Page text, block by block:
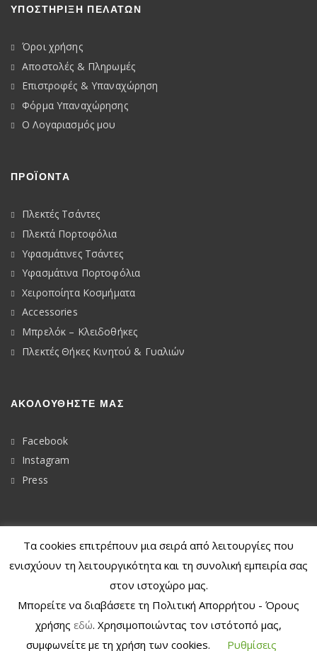
ΥΠΟΣΤΗΡΙΞΗ ΠΕΛΑΤΩΝ
Όροι χρήσης
Αποστολές & Πληρωμές
Επιστροφές & Υπαναχώρηση
Φόρμα Υπαναχώρησης
Ο Λογαριασμός μου
ΠΡΟΪΟΝΤΑ
Πλεκτές Τσάντες
Πλεκτά Πορτοφόλια
Υφασμάτινες Τσάντες
Υφασμάτινα Πορτοφόλια
Χειροποίητα Κοσμήματα
Accessories
Μπρελόκ – Κλειδοθήκες
Πλεκτές Θήκες Κινητού & Γυαλιών
ΑΚΟΛΟΥΘΉΣΤΕ ΜΑΣ
Facebook
Instagram
Press
© 2020Dkunique
Τα cookies επιτρέπουν μια σειρά από λειτουργίες που
ενισχύουν τη λειτουργικότητα και τη συνολική εμπειρία σας
στον ιστοχώρο μας.
Μπορείτε να διαβάσετε τη Πολιτική Απορρήτου - Όρους
χρήσης εδώ. Χρησιμοποιώντας τον ιστότοπό μας,
συμφωνείτε με τη χρήση των cookies.
Ρυθμίσεις